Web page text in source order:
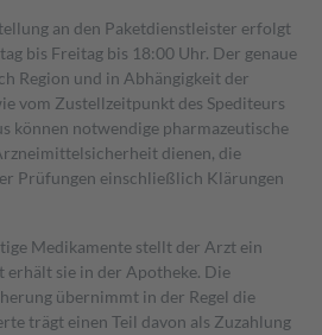
an den Paketdienstleister erfolgt
bis Freitag bis 18:00 Uhr. Der genaue
Region und in Abhängigkeit der
vom Zustellzeitpunkt des Spediteurs
können notwendige pharmazeutische
dienen, die
Prüfungen einschließlich Klärungen
Medikamente stellt der Arzt ein
erhält sie in der Apotheke. Die
übernimmt in der Regel die
trägt einen Teil davon als Zuzahlung